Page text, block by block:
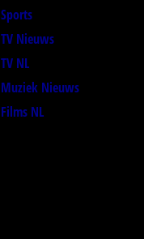
Sports
TV Nieuws
TV NL
Muziek Nieuws
Films NL